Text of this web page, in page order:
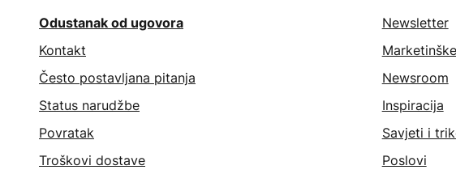
Odustanak od ugovora
Kontakt
Često postavljana pitanja
Status narudžbe
Povratak
Troškovi dostave
Newsletter
Newsroom
Inspiracija
Savjeti i
Poslovi